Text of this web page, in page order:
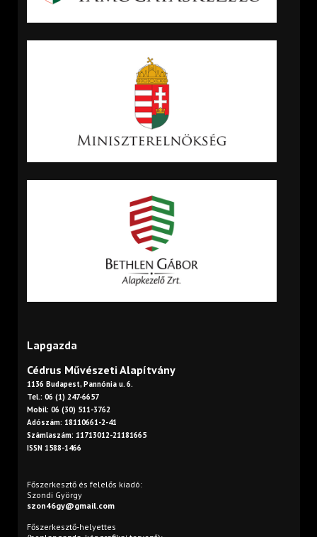
Lapgazda
Cédrus Művészeti Alapítvány
1136 Budapest, Pannónia u. 6.
Tel.: 06 (1) 247-6657
Mobil: 06 (30) 511-3762
Adószám: 18110661-2-41
Számlaszám: 11713012-21181665
ISSN 1588-1466
Főszerkesztő és felelős kiadó:
Szondi György
szon46gy@gmail.com
Főszerkesztő-helyettes